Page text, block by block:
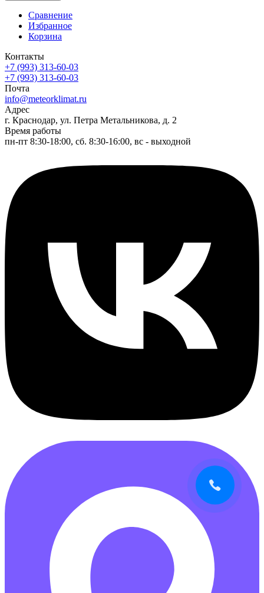
Сравнение
Избранное
Корзина
Контакты
+7 (993) 313-60-03
+7 (993) 313-60-03
Почта
info@meteorklimat.ru
Адрес
г. Краснодар, ул. Петра Метальникова, д. 2
Время работы
пн-пт 8:30-18:00, сб. 8:30-16:00, вс - выходной